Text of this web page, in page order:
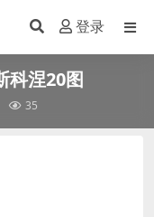
登录
科涅20图
35